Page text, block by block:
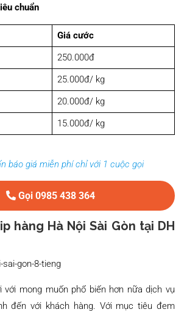
chuẩn
Giá cước
250.000đ
25.000đ/ kg
20.000đ/ kg
15.000đ/ kg
báo giá miễn phí chỉ với 1 cuộc gọi
Gọi 0985 438 364
hàng Hà Nội Sài Gòn tại DH
với mong muốn phổ biến hơn nữa dịch vụ
đến với khách hàng. Với mục tiêu đem